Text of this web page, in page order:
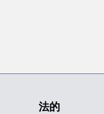
法的